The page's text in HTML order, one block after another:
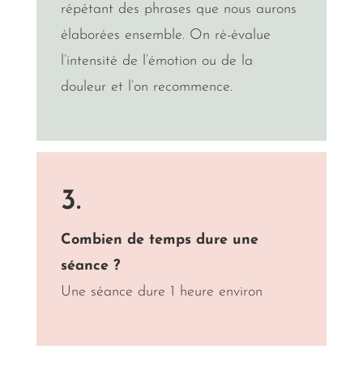
répétant des phrases que nous aurons
élaborées ensemble. On ré-évalue
l’intensité de l’émotion ou de la
douleur et l’on recommence.
3.
Combien de temps dure une
séance ?
Une séance dure 1 heure environ